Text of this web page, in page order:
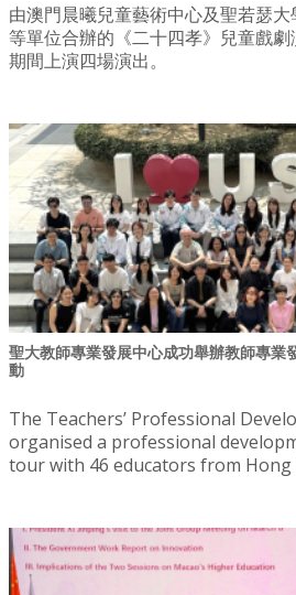
由澳門晨曦兒童藝術中心及聖若瑟
等單位合辦的《二十四孝》兒童戲
期間上演四場演出。
聖大教師專業發展中心成功舉辦教師專業
動
The Teachers’ Professional
organised a professional
tour with 46 educators from Hong